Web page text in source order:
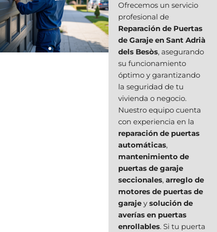
Ofrecemos un servicio
profesional de
Reparación de Puertas
de Garaje en Sant Adrià
dels Besòs, asegurando
su funcionamiento
óptimo y garantizando
la seguridad de tu
vivienda o negocio.
Nuestro equipo cuenta
con experiencia en la
reparación de puertas
automáticas,
mantenimiento de
puertas de garaje
seccionales, arreglo de
motores de puertas de
garaje y solución de
averías en puertas
enrollables. Si tu puerta